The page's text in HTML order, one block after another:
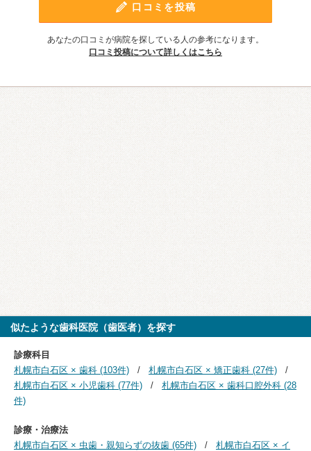
口コミを投稿
あなたの口コミが病院を探している人の参考になります。
口コミ投稿について詳しくはこちら
似たような歯科医院（歯医者）を探す
診療科目
札幌市白石区 × 歯科 (103件)
札幌市白石区 × 矯正歯科 (27件)
札幌市白石区 × 小児歯科 (77件)
札幌市白石区 × 歯科口腔外科 (28
件)
診療・治療法
札幌市白石区 × 虫歯・親知らずの抜歯 (65件)
札幌市白石区 × イ